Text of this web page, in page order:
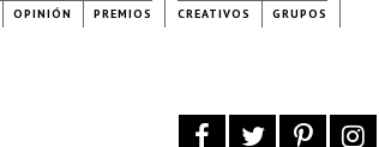
OPINIÓN PREMIOS CREATIVOS GRUPOS